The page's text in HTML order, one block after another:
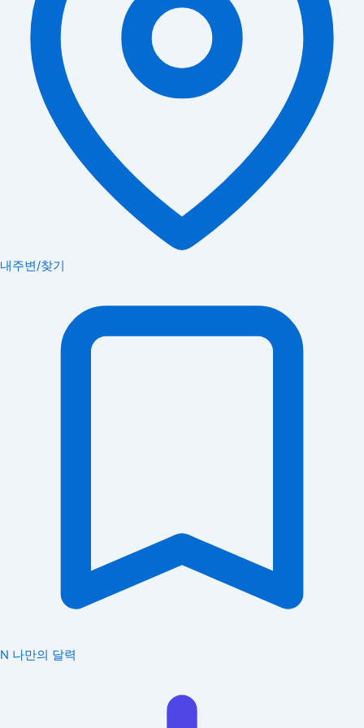
내주변/찾기
N 나만의 달력